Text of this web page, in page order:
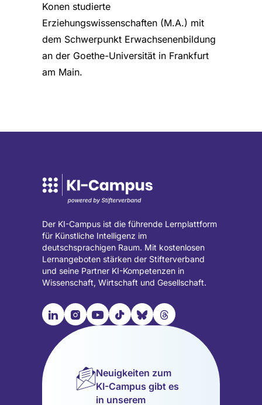
Konen studierte
Erziehungswissenschaften (M.A.) mit
dem Schwerpunkt Erwachsenenbildung
an der Goethe-Universität in Frankfurt
am Main.
Der KI-Campus ist die führende Lernplattform
für Künstliche Intelligenz im
deutschsprachigen Raum. Mit kostenlosen
Lernangeboten stärken der Stifterverband
und seine Partner KI-Kompetenzen in
Wissenschaft, Wirtschaft und Gesellschaft.

Besuche
unsere
LinkedIn
📹︎
Besuche
unsere
(wird
in
einem
📺︎
Besuche
(wird
in
einem
🎵︎
Besuche
(wird
in
einem
🦋︎
Besuche
(wird
in
einem
🧵︎
Besuche
unsere
(wird
in
Neuigkeiten zum
KI-Campus gibt es
in unserem